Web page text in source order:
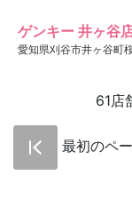
ゲンキー 井ヶ谷
愛知県刈谷市井ヶ谷町
61店
最初のペ